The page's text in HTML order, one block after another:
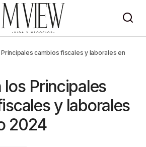
2024cambios fiscales y laborales en
los Principales
y laborales
2024